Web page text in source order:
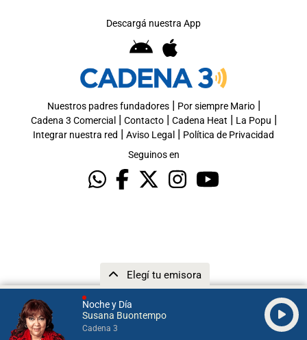
Noche y Día
Susana Buontempo
Cadena 3
Elegí tu emisora
Descargá nuestra App
Nuestros padres fundadores| Por siempre Mario|
Cadena 3 Comercial | Contacto| Cadena Heat | La Popu |
Integrar nuestra red | Aviso Legal | Política de Privacidad
Seguinos en